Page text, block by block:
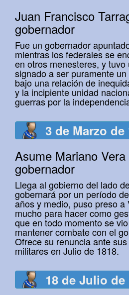
Juan Francisco
gobernador
Fue un gobernador
mientras los federales se
en otros menesteres, y tuvo
signado a ser puramente
bajo una relación de
y la incipiente unidad
guerras por la
3 de Marzo de
Asume Mariano
gobernador
Llega al gobierno del lado
gobernará por un período
años y medio, puso preso
mucho para hacer como
que en todo momento se
mantener combate con el
Ofrece su renuncia ante
militares en Julio de 1818.
18 de Julio de